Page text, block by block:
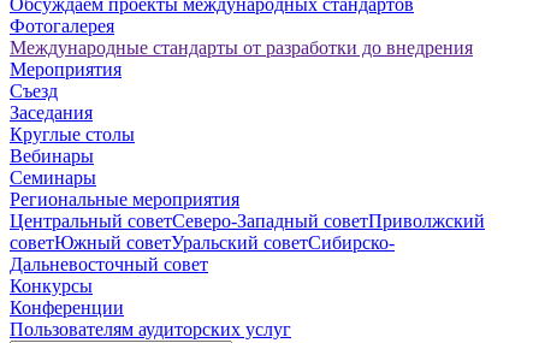
Обсуждаем проекты международных стандартов
Фотогалерея
Международные стандарты от разработки до внедрения
Мероприятия
Съезд
Заседания
Круглые столы
Вебинары
Семинары
Региональные мероприятия
Центральный советСеверо-Западный советПриволжский
советЮжный советУральский советСибирско-
Дальневосточный совет
Конкурсы
Конференции
Пользователям аудиторских услуг